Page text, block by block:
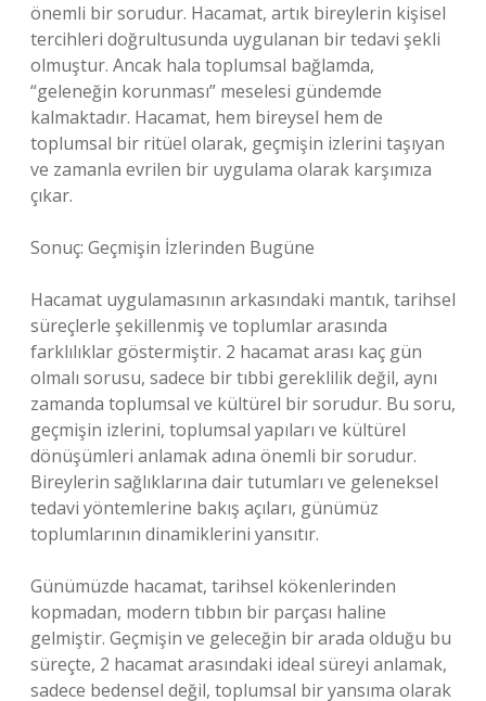
önemli bir sorudur. Hacamat, artık bireylerin kişisel
tercihleri doğrultusunda uygulanan bir tedavi şekli
olmuştur. Ancak hala toplumsal bağlamda,
“geleneğin korunması” meselesi gündemde
kalmaktadır. Hacamat, hem bireysel hem de
toplumsal bir ritüel olarak, geçmişin izlerini taşıyan
ve zamanla evrilen bir uygulama olarak karşımıza
çıkar.
Sonuç: Geçmişin İzlerinden Bugüne
Hacamat uygulamasının arkasındaki mantık, tarihsel
süreçlerle şekillenmiş ve toplumlar arasında
farklılıklar göstermiştir. 2 hacamat arası kaç gün
olmalı sorusu, sadece bir tıbbi gereklilik değil, aynı
zamanda toplumsal ve kültürel bir sorudur. Bu soru,
geçmişin izlerini, toplumsal yapıları ve kültürel
dönüşümleri anlamak adına önemli bir sorudur.
Bireylerin sağlıklarına dair tutumları ve geleneksel
tedavi yöntemlerine bakış açıları, günümüz
toplumlarının dinamiklerini yansıtır.
Günümüzde hacamat, tarihsel kökenlerinden
kopmadan, modern tıbbın bir parçası haline
gelmiştir. Geçmişin ve geleceğin bir arada olduğu bu
süreçte, 2 hacamat arasındaki ideal süreyi anlamak,
sadece bedensel değil, toplumsal bir yansıma olarak